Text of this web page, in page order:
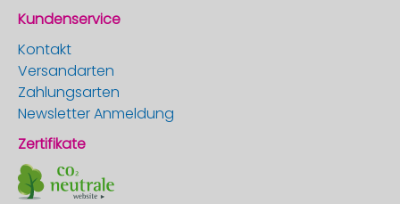
Kundenservice
Kontakt
Versandarten
Zahlungsarten
Newsletter Anmeldung
Zertifikate